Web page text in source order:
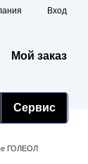
Вход
Мой заказ
Сервис
ГОЛЕОЛ